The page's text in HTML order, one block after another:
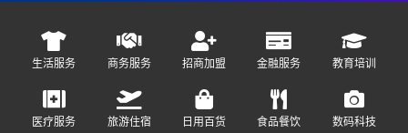
生活服务 商务服务 招商加盟 金融服务 教育培训
医疗服务 旅游住宿 日用百货 食品餐饮 数码科技